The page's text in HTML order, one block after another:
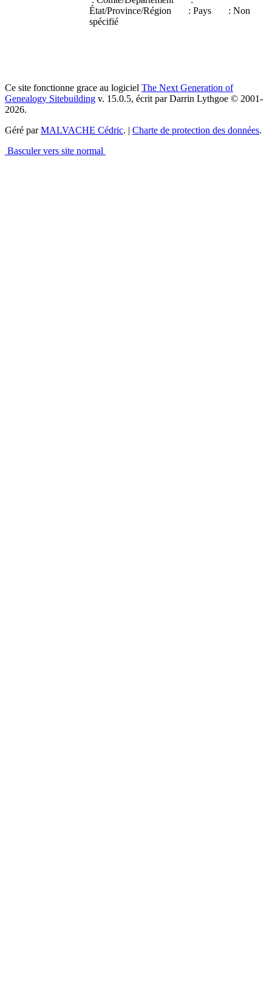
État/Province/Région
: Pays
: Non
spécifié
Ce site fonctionne grace au logiciel The Next Generation of
Genealogy Sitebuilding v. 15.0.5, écrit par Darrin Lythgoe © 2001-
2026.
Géré parMALVACHE Cédric. | Charte de protection des données.
Basculer vers site normal